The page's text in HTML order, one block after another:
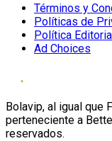
Términos y
Políticas de
Política
Ad Choices
Bolavip, al igual que
perteneciente a
reservados.